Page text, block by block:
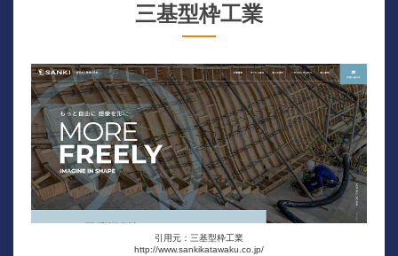
三基型枠工業
引用元：三基型枠工業
http://www.sankikatawaku.co.jp/